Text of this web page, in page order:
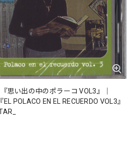
思い出の中のポラーコ VOL3』｜
EL POLACO EN EL RECUERDO VOL3』